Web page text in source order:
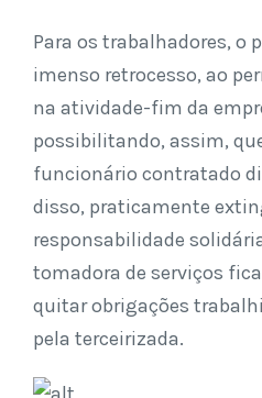
Para os trabalhadores, o
imenso retrocesso, ao
na atividade-fim da
possibilitando, assim,
funcionário contratado
disso, praticamente
responsabilidade
tomadora de serviços
quitar obrigações
pela terceirizada.